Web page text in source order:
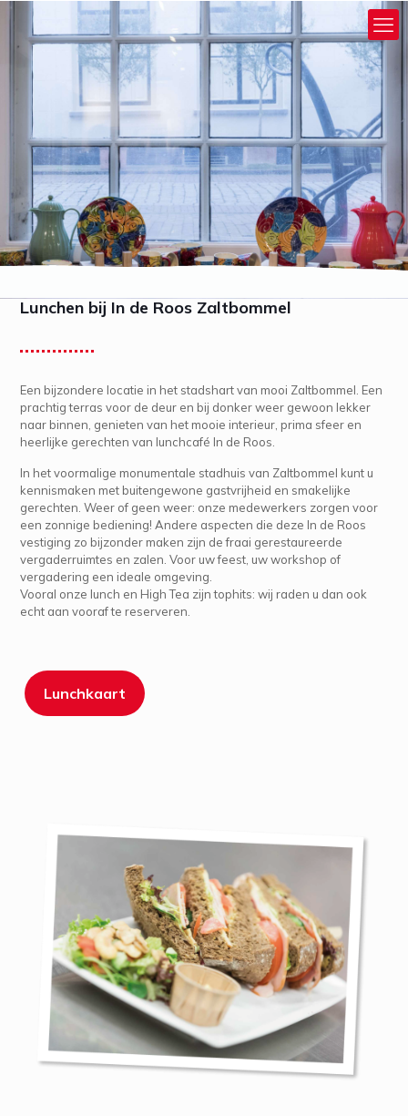
Lunchen bij In de Roos Zaltbommel
Een bijzondere locatie in het stadshart van mooi Zaltbommel. Een
prachtig terras voor de deur en bij donker weer gewoon lekker
naar binnen, genieten van het mooie interieur, prima sfeer en
heerlijke gerechten van lunchcafé In de Roos.
In het voormalige monumentale stadhuis van Zaltbommel kunt u
kennismaken met buitengewone gastvrijheid en smakelijke
gerechten. Weer of geen weer: onze medewerkers zorgen voor
een zonnige bediening! Andere aspecten die deze In de Roos
vestiging zo bijzonder maken zijn de fraai gerestaureerde
vergaderruimtes en zalen. Voor uw feest, uw workshop of
vergadering een ideale omgeving.
Vooral onze lunch en High Tea zijn tophits: wij raden u dan ook
echt aan vooraf te reserveren.
Lunchkaart